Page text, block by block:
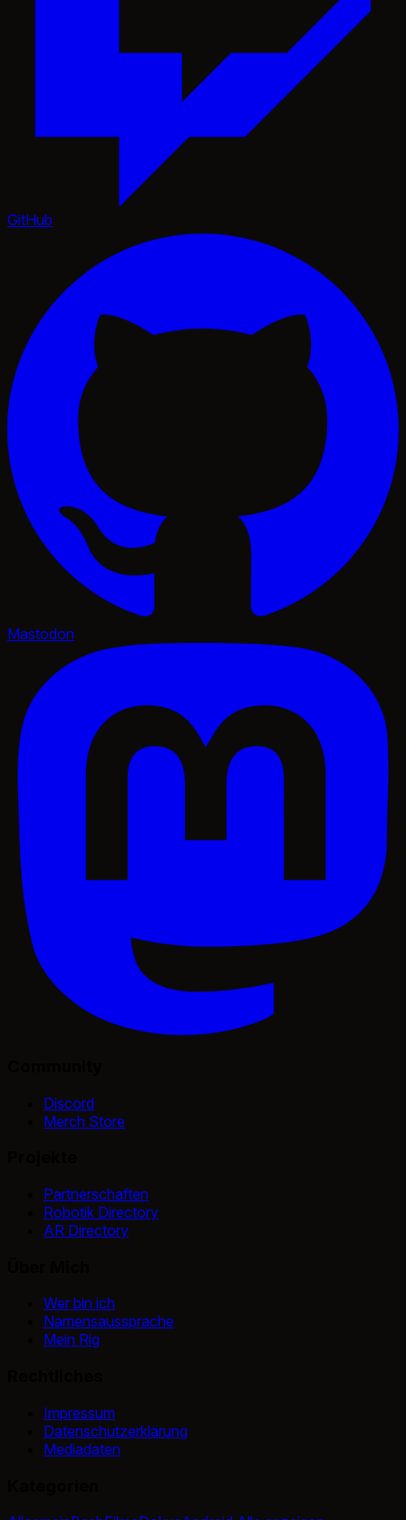
GitHub
Mastodon
Discord
Merch Store
Partnerschaften
Robotik Directory
AR Directory
Wer bin ich
Namensaussprache
Mein Rig
Impressum
Datenschutzerklärung
Mediadaten